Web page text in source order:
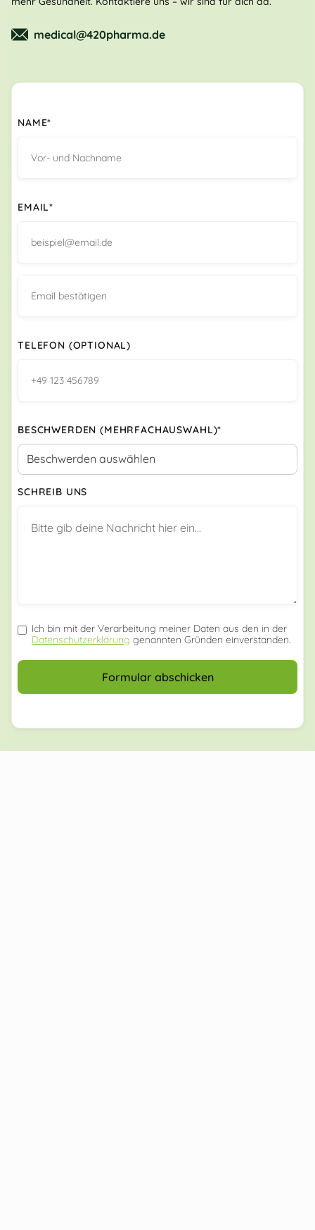
medical@420pharma.de
NAME*
EMAIL*
TELEFON (OPTIONAL)
BESCHWERDEN (MEHRFACHAUSWAHL)*
SCHREIB UNS
Ich bin mit der Verarbeitung meiner Daten aus den in der
Datenschutzerklärung genannten Gründen einverstanden.
Formular abschicken